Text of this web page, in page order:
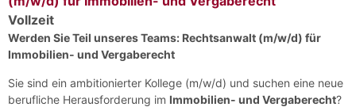
Vollzeit
Werden Sie Teil unseres Teams: Rechtsanwalt (m/w/d) für
Immobilien- und Vergaberecht
Sie sind ein ambitionierter Kollege (m/w/d) und suchen eine neue
berufliche Herausforderung im Immobilien- und Vergaberecht?